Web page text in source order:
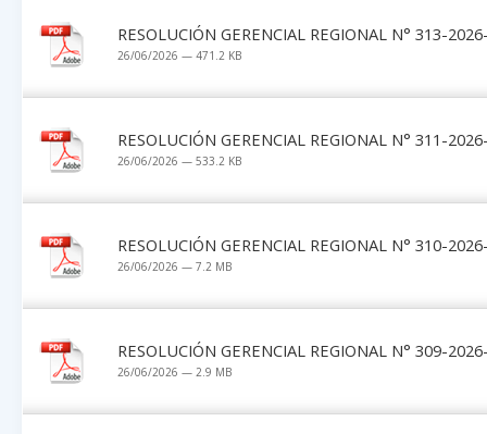
RESOLUCIÓN GERENCIAL REGIONAL N° 313-
26/06/2026 — 471.2 KB
RESOLUCIÓN GERENCIAL REGIONAL N° 311-
26/06/2026 — 533.2 KB
RESOLUCIÓN GERENCIAL REGIONAL N° 310-
26/06/2026 — 7.2 MB
RESOLUCIÓN GERENCIAL REGIONAL N° 309-
26/06/2026 — 2.9 MB